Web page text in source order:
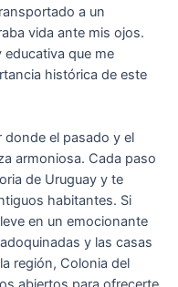
a un
vida ante mis ojos.
educativa que me
histórica de este
donde el pasado y el
armoniosa. Cada paso
de Uruguay y te
habitantes. Si
en un emocionante
y las casas
región, Colonia del